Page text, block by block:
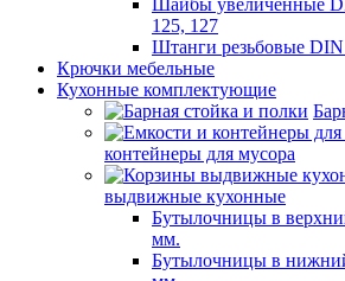
Шайбы увеличенные
125, 127
Штанги резьбовые
Крючки мебельные
Кухонные комплектующие
контейнеры для мусора
выдвижные кухонные
Бутылочницы в
мм.
Бутылочницы в